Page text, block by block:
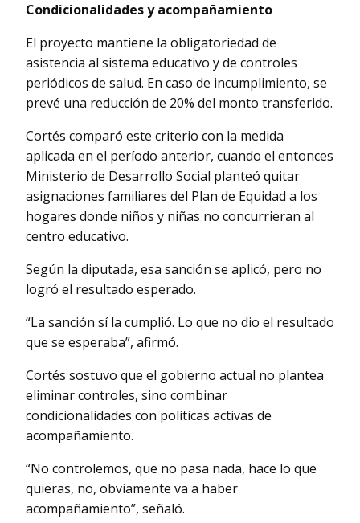
Condicionalidades y acompañamiento
El proyecto mantiene la obligatoriedad de
asistencia al sistema educativo y de controles
periódicos de salud. En caso de incumplimiento, se
prevé una reducción de 20% del monto transferido.
Cortés comparó este criterio con la medida
aplicada en el período anterior, cuando el entonces
Ministerio de Desarrollo Social planteó quitar
asignaciones familiares del Plan de Equidad a los
hogares donde niños y niñas no concurrieran al
centro educativo.
Según la diputada, esa sanción se aplicó, pero no
logró el resultado esperado.
“La sanción sí la cumplió. Lo que no dio el resultado
que se esperaba”, afirmó.
Cortés sostuvo que el gobierno actual no plantea
eliminar controles, sino combinar
condicionalidades con políticas activas de
acompañamiento.
“No controlemos, que no pasa nada, hace lo que
quieras, no, obviamente va a haber
acompañamiento”, señaló.